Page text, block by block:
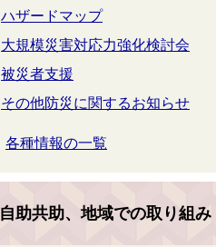
ハザードマップ
大規模災害対応力強化検討会
被災者支援
その他防災に関するお知らせ
各種情報の一覧
自助共助、地域での取り組み